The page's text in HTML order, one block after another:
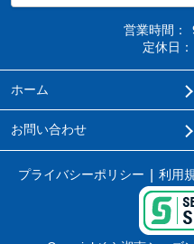
営業時間：
定休日：
ホーム
お問い合わせ
プライバシーポリシー 利用